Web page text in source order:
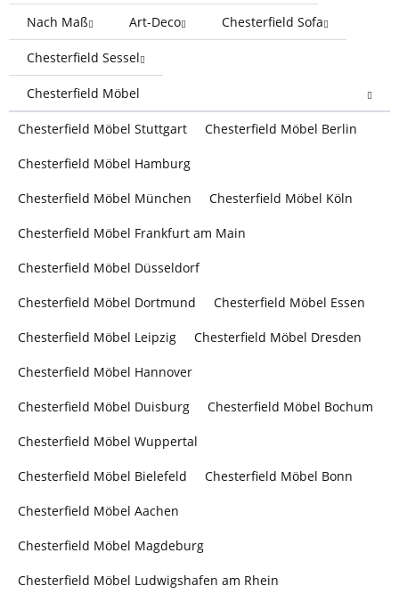
Nach Maß Art-Deco Chesterfield Sofa
Chesterfield Sessel
Chesterfield Möbel
Chesterfield Möbel Stuttgart Chesterfield Möbel Berlin
Chesterfield Möbel Hamburg
Chesterfield Möbel München Chesterfield Möbel Köln
Chesterfield Möbel Frankfurt am Main
Chesterfield Möbel Düsseldorf
Chesterfield Möbel Dortmund Chesterfield Möbel Essen
Chesterfield Möbel Leipzig Chesterfield Möbel Dresden
Chesterfield Möbel Hannover
Chesterfield Möbel Duisburg Chesterfield Möbel Bochum
Chesterfield Möbel Wuppertal
Chesterfield Möbel Bielefeld Chesterfield Möbel Bonn
Chesterfield Möbel Aachen
Chesterfield Möbel Magdeburg
Chesterfield Möbel Ludwigshafen am Rhein